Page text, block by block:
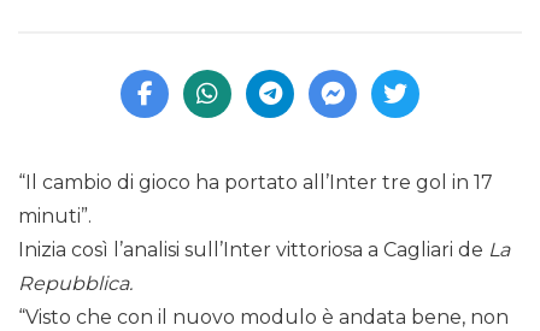
“Il cambio di gioco ha portato all’Inter tre gol in 17
minuti”.
Inizia così l’analisi sull’Inter vittoriosa a Cagliari de La
Repubblica.
“Visto che con il nuovo modulo è andata bene, non